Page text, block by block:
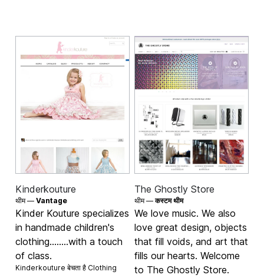
Kinderkouture
थीम —Vantage
Kinder Kouture specializes
in handmade children's
clothing........with a touch
of class.
Kinderkouture बेचता है Clothing
The Ghostly Store
थीम —कस्टम थीम
We love music. We also
love great design, objects
that fill voids, and art that
fills our hearts. Welcome
to The Ghostly Store.